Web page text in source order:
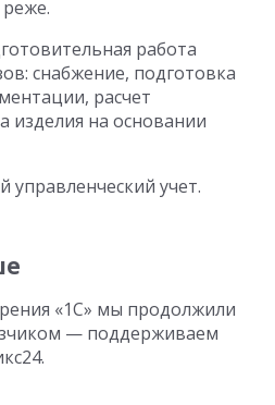
работа
снабжение, подготовка
расчет
изделия на основании
управленческий учет.
«1С» мы продолжили
— поддерживаем